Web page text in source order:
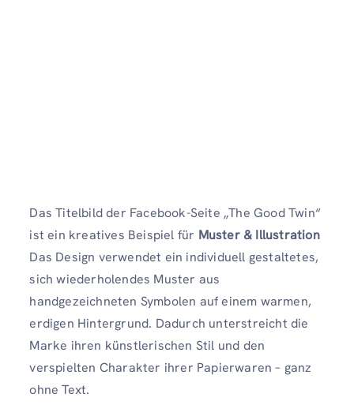
Das Titelbild der Facebook-Seite „The Good Twin“
ist ein kreatives Beispiel für Muster & Illustration
Das Design verwendet ein individuell gestaltetes,
sich wiederholendes Muster aus
handgezeichneten Symbolen auf einem warmen,
erdigen Hintergrund. Dadurch unterstreicht die
Marke ihren künstlerischen Stil und den
verspielten Charakter ihrer Papierwaren – ganz
ohne Text.